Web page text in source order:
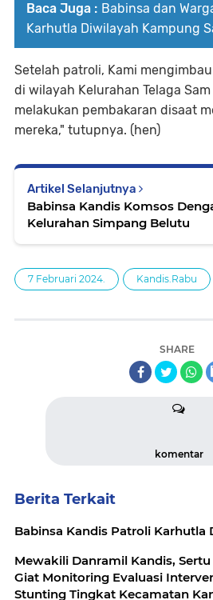
Baca Juga : Babinsa dan
Karhutla Diwilayah Kampung
Setelah patroli, Kami
di wilayah Kelurahan Telaga
melakukan pembakaran disaat
mereka," tutupnya. (hen)
Artikel Selanjutnya
Babinsa Kandis Komsos
Kelurahan Simpang Belutu
7 Februari 2024. Kandis.Rabu
SHARE
komentar
Berita Terkait
Babinsa Kandis Patroli Karhutla
Mewakili Danramil Kandis,
Giat Monitoring Evaluasi
Stunting Tingkat Kecamatan